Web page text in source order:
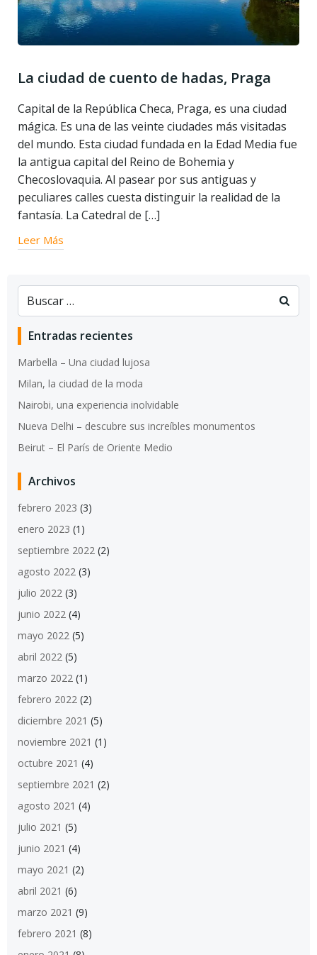
La ciudad de cuento de hadas, Praga
Capital de la República Checa, Praga, es una ciudad
mágica. Es una de las veinte ciudades más visitadas
del mundo. Esta ciudad fundada en la Edad Media fue
la antigua capital del Reino de Bohemia y
Checoslovaquia. Al pasear por sus antiguas y
peculiares calles cuesta distinguir la realidad de la
fantasía. La Catedral de […]
Leer Más
Entradas recientes
Marbella – Una ciudad lujosa
Milan, la ciudad de la moda
Nairobi, una experiencia inolvidable
Nueva Delhi – descubre sus increíbles monumentos
Beirut – El París de Oriente Medio
Archivos
febrero 2023 (3)
enero 2023 (1)
septiembre 2022 (2)
agosto 2022 (3)
julio 2022 (3)
junio 2022 (4)
mayo 2022 (5)
abril 2022 (5)
marzo 2022 (1)
febrero 2022 (2)
diciembre 2021 (5)
noviembre 2021 (1)
octubre 2021 (4)
septiembre 2021 (2)
agosto 2021 (4)
julio 2021 (5)
junio 2021 (4)
mayo 2021 (2)
abril 2021 (6)
marzo 2021 (9)
febrero 2021 (8)